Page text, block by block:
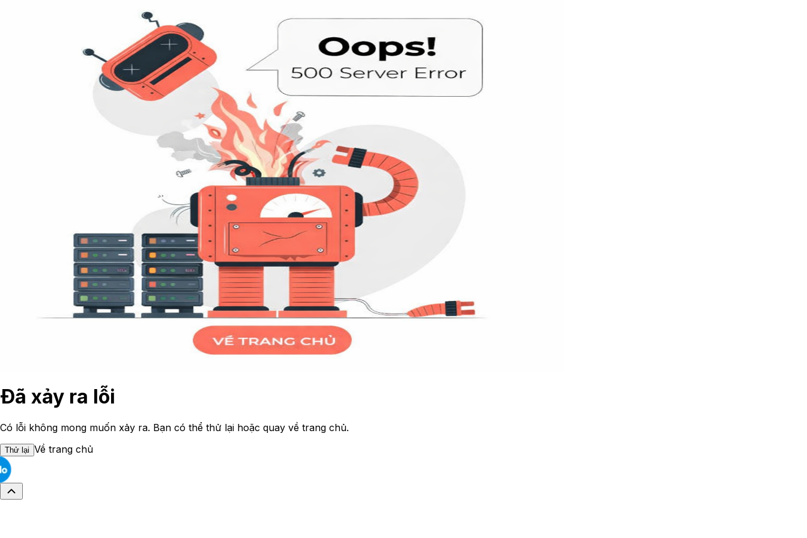
Đã xảy ra lỗi
Có lỗi không mong muốn xảy ra. Bạn có thể thử lại hoặc quay về trang chủ.
Thử lại Về trang chủ